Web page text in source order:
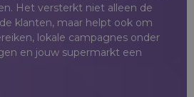
Het versterkt niet alleen de
klanten, maar helpt ook om
lokale campagnes onder
en jouw supermarkt een